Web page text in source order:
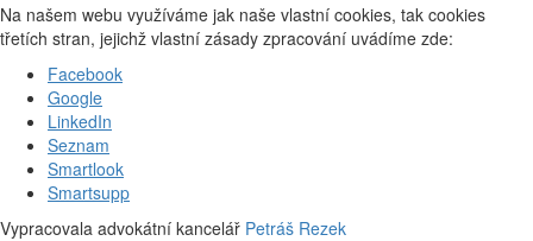
Na našem webu využíváme jak naše vlastní cookies, tak cookies
třetích stran, jejichž vlastní zásady zpracování uvádíme zde:
Facebook
Google
LinkedIn
Seznam
Smartlook
Smartsupp
Vypracovala advokátní kancelář Petráš Rezek